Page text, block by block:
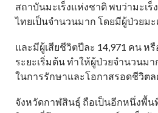
สถาบันมะเร็งแห่งชาติ พบว่ามะเ
ไทยเป็นจำนวนมาก โดยมีผู้ป่วยม
และมีผู้เสียชีวิตปีละ 14,971 คน ห
ระยะเริ่มต้น ทำให้ผู้ป่วยจำนวนม
ในการรักษาและโอกาสรอดชีวิตล
จังหวัดกาฬสินธุ์ ถือเป็นอีกหนึ่งพื้